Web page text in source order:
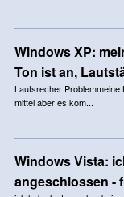
Windows XP:
Ton ist an,
Lautsrecher
mittel aber es kom...
Windows Vista:
angeschlossen -